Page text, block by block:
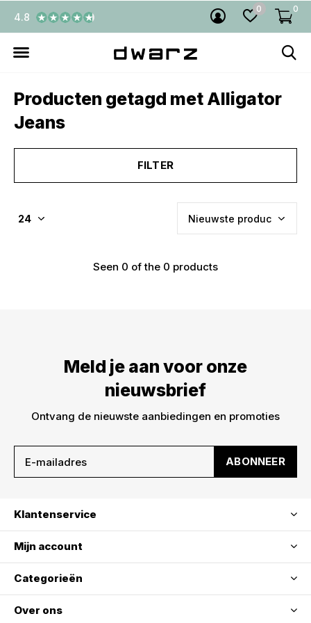
0 0
4.8
Producten getagd met Alligator
Jeans
FILTER
Seen 0 of the 0 products
Meld je aan voor onze
nieuwsbrief
Ontvang de nieuwste aanbiedingen en promoties
ABONNEER
Klantenservice
Mijn account
Categorieën
Over ons